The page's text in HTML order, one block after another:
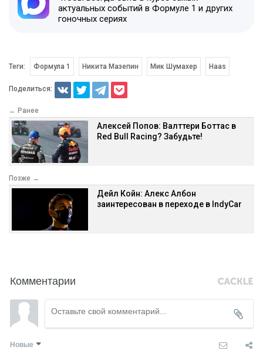
актуальных событий в Формуле 1 и других
гоночных сериях
Теги: Формула 1 Никита Мазепин Мик Шумахер Haas
Поделиться:
← Ранее
Алексей Попов: Валттери Боттас в
Red Bull Racing? Забудьте!
Позже →
Дейл Койн: Алекс Албон
заинтересован в переходе в IndyCar
Комментарии
Новые